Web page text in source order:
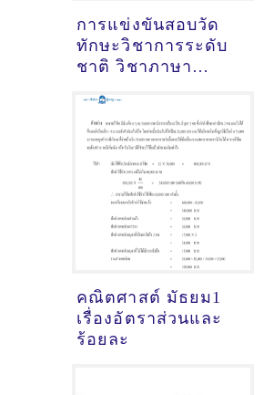
การแข่งขันสอบวัด
ทักษะวิชาการระดับ
ชาติ วิชาภาษา
2563 ข้อสอบพร้อม
เฉลย
คณิตศาสต์ มัธยม1
เรื่องอัตราส่วนและ
ร้อยละ